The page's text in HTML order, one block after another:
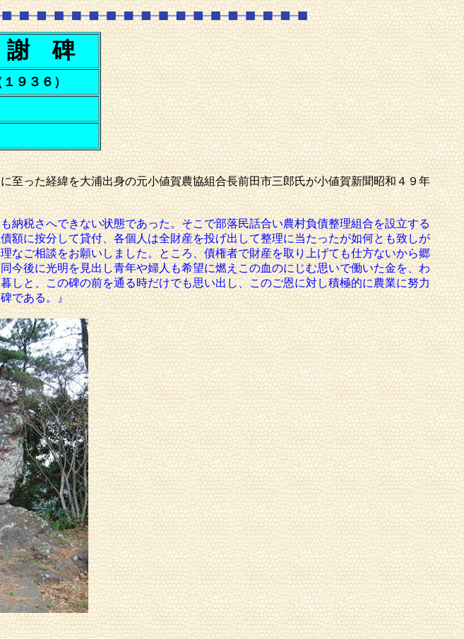
碑
９３６）
った経緯を大浦出身の元小値賀農協組合長前田市三郎氏が小値賀新聞昭和４９年
税さへできない状態であった。そこで部落民話合い農村負債整理組合を設立する
に按分して貸付、各個人は全財産を投げ出して整理に当たったが如何とも致しが
ご相談をお願いしました。ところ、債権者で財産を取り上げても仕方ないから郷
後に光明を見出し青年や婦人も希望に燃えこの血のにじむ思いで働いた金を、わ
と、この碑の前を通る時だけでも思い出し、このご恩に対し積極的に農業に努力
である。』